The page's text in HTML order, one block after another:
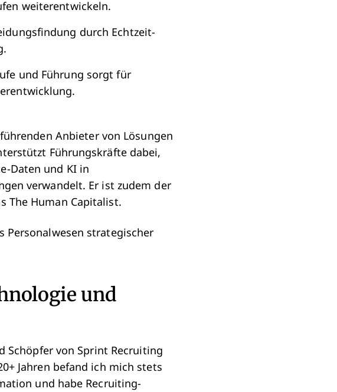
weiterentwickeln.
durch Echtzeit-
und Führung sorgt für
Anbieter von Lösungen
Führungskräfte dabei,
Daten und KI in
verwandelt. Er ist zudem der
The Human Capitalist.
Personalwesen strategischer
und
Schöpfer von Sprint Recruiting
Jahren befand ich mich stets
und habe Recruiting-